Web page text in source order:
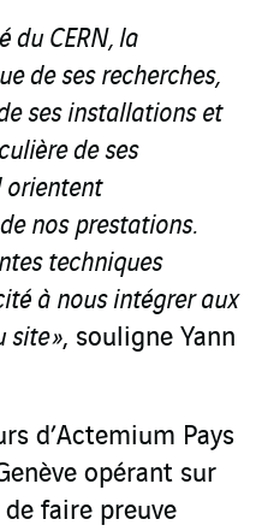
du CERN, la
de ses recherches,
ses installations et
de ses
orientent
nos prestations.
techniques
à nous intégrer aux
site », souligne Yann
d’Actemium Pays
opérant sur
faire preuve